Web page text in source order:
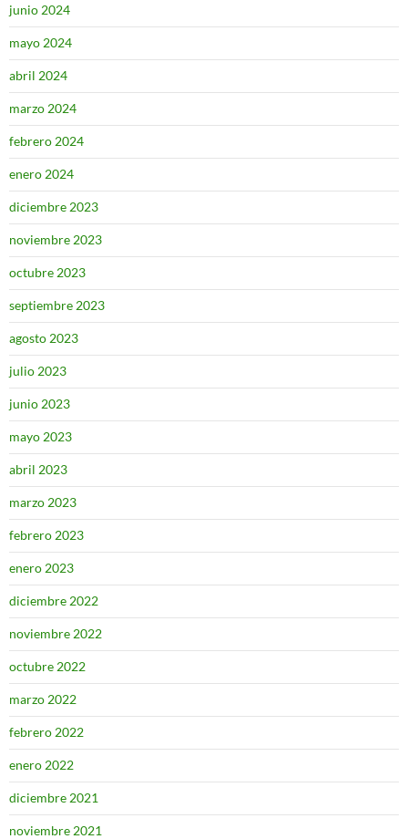
junio 2024
mayo 2024
abril 2024
marzo 2024
febrero 2024
enero 2024
diciembre 2023
noviembre 2023
octubre 2023
septiembre 2023
agosto 2023
julio 2023
junio 2023
mayo 2023
abril 2023
marzo 2023
febrero 2023
enero 2023
diciembre 2022
noviembre 2022
octubre 2022
marzo 2022
febrero 2022
enero 2022
diciembre 2021
noviembre 2021